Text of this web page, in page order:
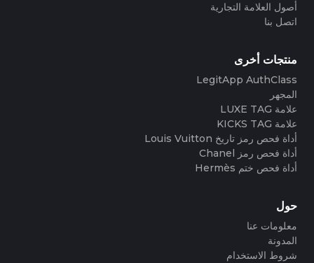
أصول العلامة التجارية
اتصل بنا
منتجات أخرى
LegitApp AuthClass
المجهر
علامة LUXE TAG
علامة KICKS TAG
أداة فحص رمز تاريخ Louis Vuitton
أداة فحص رمز Chanel
أداة فحص ختم Hermès
حول
معلومات عنا
المدونة
شروط الاستخدام